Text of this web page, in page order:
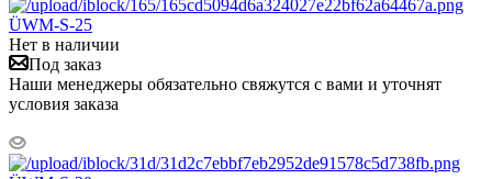
ÜWM-S-25
Нет в наличии
Под заказ
Наши менеджеры обязательно свяжутся с вами и уточнят
условия заказа